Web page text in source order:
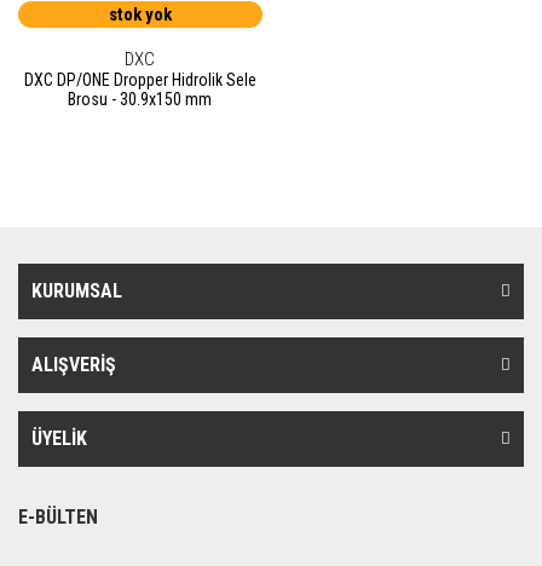
stok yok
DXC
DXC DP/ONE Dropper Hidrolik Sele
Brosu - 30.9x150 mm
KURUMSAL
ALIŞVERİŞ
ÜYELİK
E-BÜLTEN